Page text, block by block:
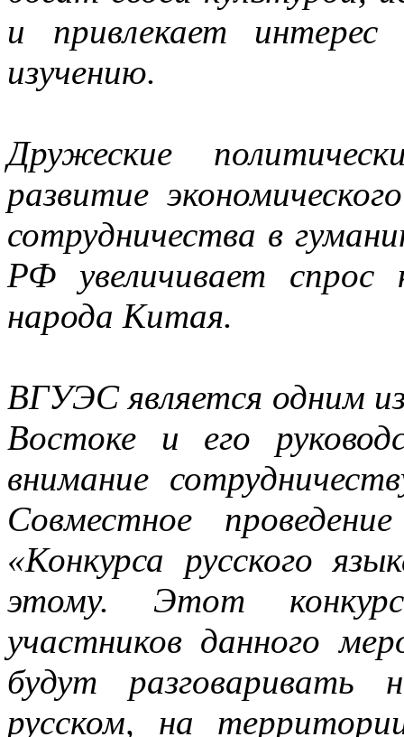
и привлекает
изучению.
Дружеские
развитие
сотрудничества в
РФ увеличивает спрос
народа Китая.
ВГУЭС является одним
Востоке и его
внимание
Совместное
«Конкурса русского
этому. Этот
участников данного
будут
русском, на